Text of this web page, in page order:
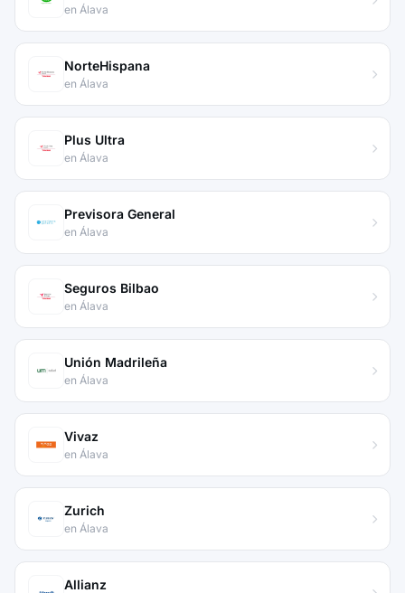
en Álava
NorteHispana
en Álava
Plus Ultra
en Álava
Previsora General
en Álava
Seguros Bilbao
en Álava
Unión Madrileña
en Álava
Vivaz
en Álava
Zurich
en Álava
Allianz